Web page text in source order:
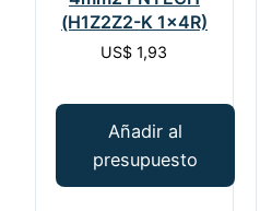
(H1Z2Z2-K 1x4R)
US$ 1,93
Añadir al
presupuesto